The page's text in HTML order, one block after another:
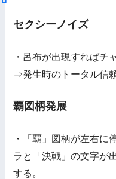
セクシーノイズ
・呂布が出現すればチ
⇒発生時のトータル信
覇図柄発展
・「覇」図柄が左右に
ラと「決戦」の文字が
する。